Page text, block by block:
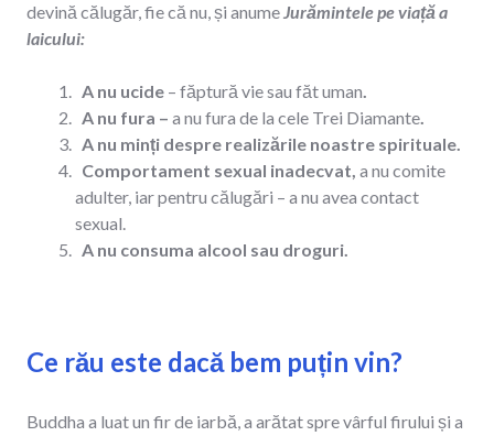
devină călugăr, fie că nu, și anumeJurămintele pe viață a
laicului:
A nu ucide – făptură vie sau făt uman.
A nu fura – a nu fura de la cele Trei Diamante.
A nu minți despre realizările noastre spirituale.
Comportament sexual inadecvat, a nu comite
adulter, iar pentru călugări – a nu avea contact
sexual.
A nu consuma alcool sau droguri.
Ce rău este dacă bem puțin vin?
Buddha a luat un fir de iarbă, a arătat spre vârful firului și a